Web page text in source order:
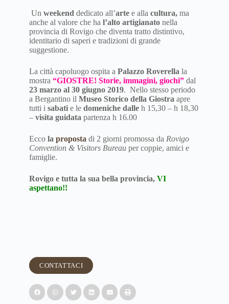
Un weekenddedicato all’artee alla cultura, ma
anche al valore che ha l’alto artigianato nella
provincia di Rovigo che diventa tratto distintivo,
identitario di saperi e tradizioni di grande
suggestione.
La città capoluogo ospita a Palazzo Roverella la
mostra “GIOSTRE! Storie, immagini, giochi” dal
23 marzo al 30 giugno 2019. Nello stesso periodo
a Bergantino il Museo Storico della Giostra apre
tutti i sabati e le domeniche dalle h 15,30 – h 18,30
– visita guidata partenza h 16.00
Ecco la propostadi 2 giorni promossa da Rovigo
Convention & Visitors Bureau per coppie, amici e
famiglie.
Rovigo e tutta la sua bella provincia, VI
aspettano!!
CONTATTACI